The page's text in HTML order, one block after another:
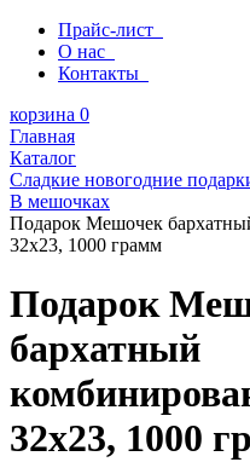
Прайс-лист
О нас
Контакты
корзина 0
Главная
Каталог
Сладкие новогодние
В мешочках
Подарок Мешочек
32х23, 1000 грамм
Подарок
бархатный
32х23, 1000